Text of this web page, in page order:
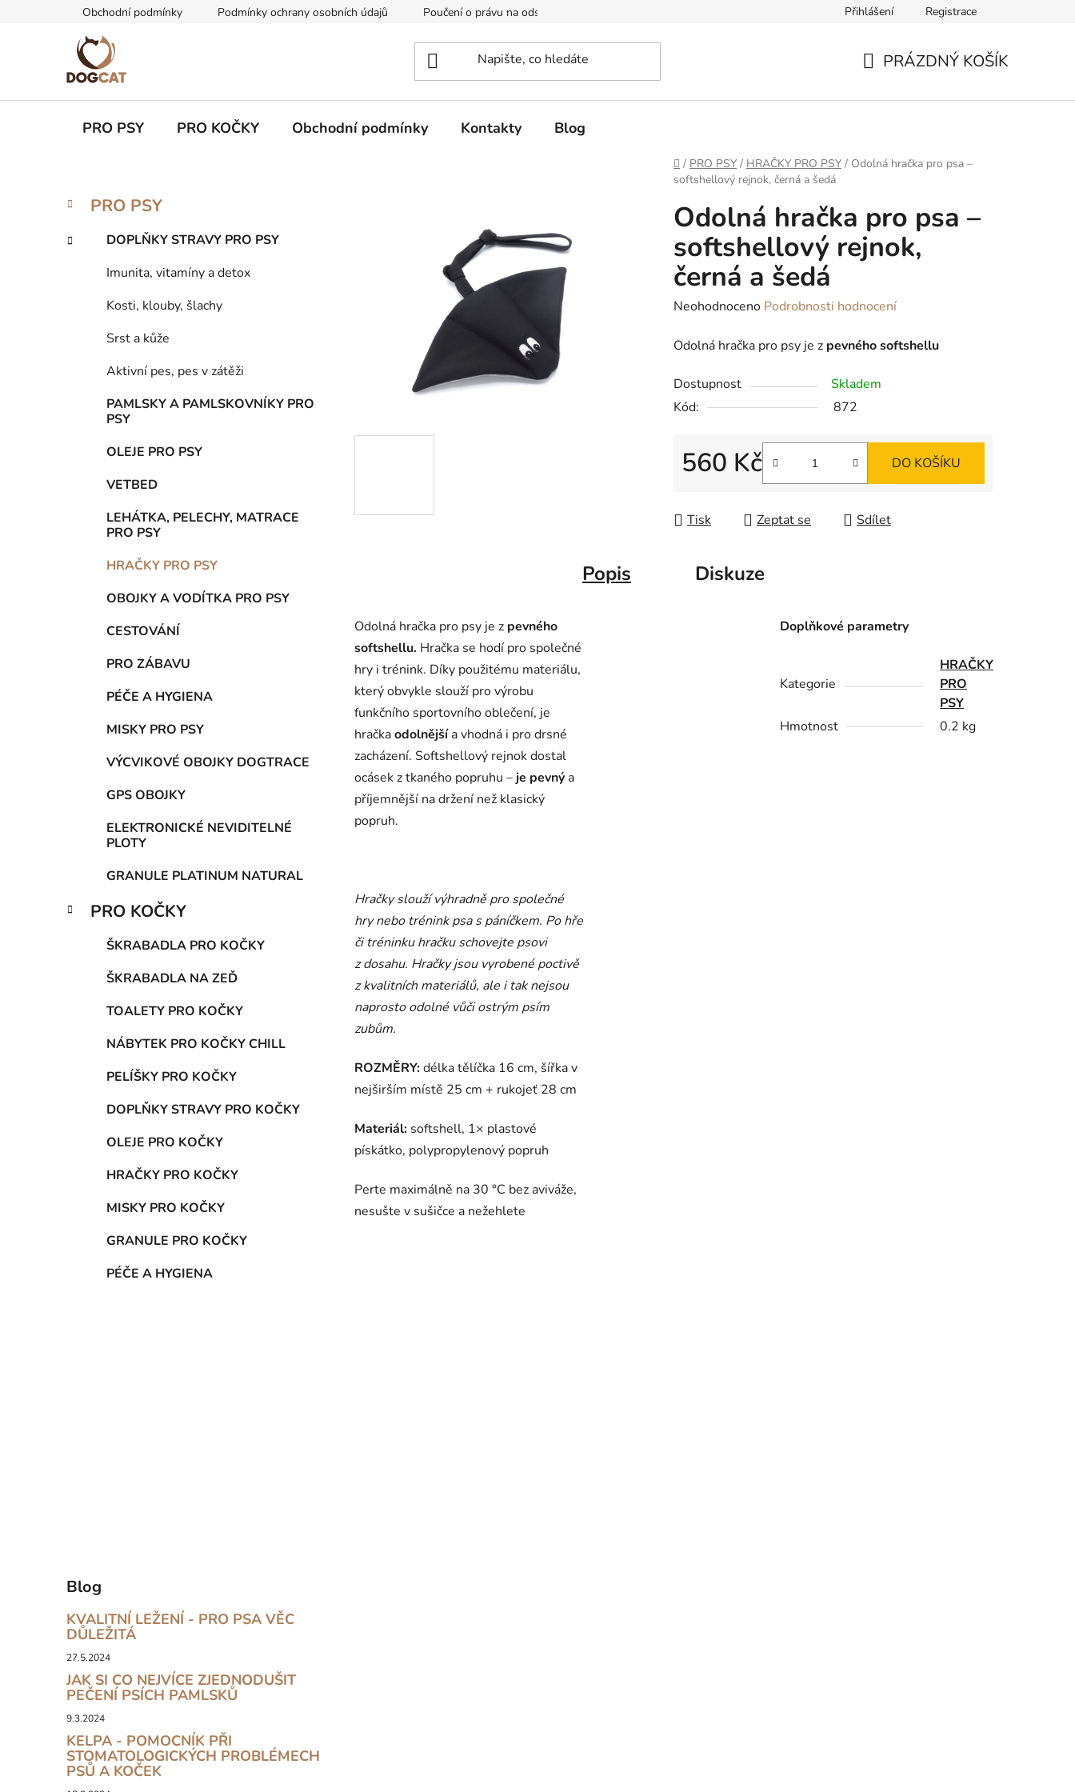
Obchodní podmínky Podmínky ochrany osobních údajů Poučení o právu na odstoupení od smlouvy Formulář pro odstoupení od smlouvyPřihlášení Registrace
PRÁZDNÝ KOŠÍK
PRO PSY PRO KOČKY Obchodní podmínky Kontakty Blog
Domů
/ PRO PSY / HRAČKY PRO PSY / Odolná hračka pro psa –
softshellový rejnok, černá a šedá
P
s
Přeskočit
kategorie
K
a
e
PRO PSY
DOPLŇKY STRAVY PRO PSY
Imunita, vitamíny a detox
Kosti, klouby, šlachy
Srst a kůže
Aktivní pes, pes v zátěži
PAMLSKY A PAMLSKOVNÍKY PRO
PSY
OLEJE PRO PSY
VETBED
LEHÁTKA, PELECHY, MATRACE
PRO PSY
HRAČKY PRO PSY
OBOJKY A VODÍTKA PRO PSY
CESTOVÁNÍ
PRO ZÁBAVU
PÉČE A HYGIENA
MISKY PRO PSY
VÝCVIKOVÉ OBOJKY DOGTRACE
GPS OBOJKY
ELEKTRONICKÉ NEVIDITELNÉ
PLOTY
GRANULE PLATINUM NATURAL
PRO KOČKY
ŠKRABADLA PRO KOČKY
ŠKRABADLA NA ZEĎ
TOALETY PRO KOČKY
NÁBYTEK PRO KOČKY CHILL
PELÍŠKY PRO KOČKY
DOPLŇKY STRAVY PRO KOČKY
OLEJE PRO KOČKY
HRAČKY PRO KOČKY
MISKY PRO KOČKY
GRANULE PRO KOČKY
PÉČE A HYGIENA
Blog
KVALITNÍ LEŽENÍ - PRO PSA VĚC
DŮLEŽITÁ
27.5.2024
JAK SI CO NEJVÍCE ZJEDNODUŠIT
PEČENÍ PSÍCH PAMLSKŮ
9.3.2024
KELPA - POMOCNÍK PŘI
STOMATOLOGICKÝCH PROBLÉMECH
PSŮ A KOČEK
Odolná hračka pro psa –
softshellový rejnok,
černá a šedá
Průměrné
produktu
0,0
z
hvězdiček.
Neohodnoceno Podrobnosti hodnocení
Odolná hračka pro psy je z pevného softshellu
Dostupnost
Skladem
Kód:
872
560 Kč DO KOŠÍKU
Tisk Zeptat se Sdílet
Popis Diskuze
Odolná hračka pro psy je z pevného
softshellu. Hračka se hodí pro společné
hry i trénink. Díky použitému materiálu,
který obvykle slouží pro výrobu
funkčního sportovního oblečení, je
hračkaodolnější a vhodná i pro drsné
zacházení. Softshellový rejnok dostal
ocásek z tkaného popruhu – je pevný a
příjemnější na držení než klasický
popruh.
Hračky slouží výhradně pro společné
hry nebo trénink psa s páníčkem. Po hře
či tréninku hračku schovejte psovi
z dosahu. Hračky jsou vyrobené poctivě
z kvalitních materiálů, ale i tak nejsou
naprosto odolné vůči ostrým psím
zubům.
ROZMĚRY:délka tělíčka 16 cm, šířka v
nejširším místě 25 cm + rukojeť 28 cm
Materiál: softshell, 1× plastové
pískátko, polypropylenový popruh
Perte maximálně na 30 °C bez aviváže,
nesušte v sušičce a nežehlete
Doplňkové parametry
Kategorie
HRAČKY
PRO
PSY
Hmotnost
0.2 kg